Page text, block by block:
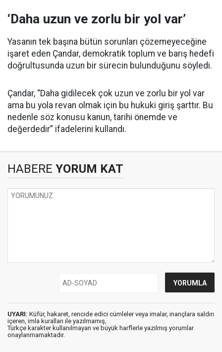
‘Daha uzun ve zorlu bir yol var’
Yasanın tek başına bütün sorunları çözemeyeceğine
işaret eden Çandar, demokratik toplum ve barış hedefi
doğrultusunda uzun bir sürecin bulunduğunu söyledi.
Çandar, “Daha gidilecek çok uzun ve zorlu bir yol var
ama bu yola revan olmak için bu hukuki giriş şarttır. Bu
nedenle söz konusu kanun, tarihi önemde ve
değerdedir” ifadelerini kullandı.
HABERE YORUM KAT
UYARI: Küfür, hakaret, rencide edici cümleler veya imalar, inançlara saldırı
içeren, imla kuralları ile yazılmamış,
Türkçe karakter kullanılmayan ve büyük harflerle yazılmış yorumlar
onaylanmamaktadır.